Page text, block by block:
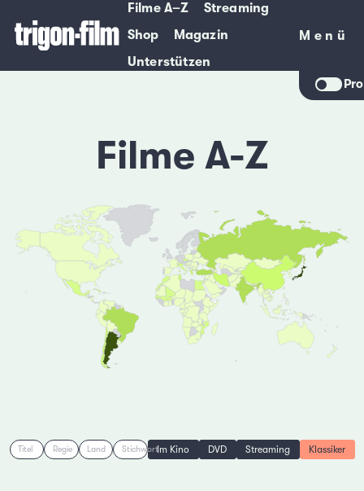
Filme A–Z
Streaming
Shop
Magazin
Unterstützen
Menü
Menü
Pro
Filme A-Z
Titel Regie Land StichwortIm Kino DVD Streaming Klassiker